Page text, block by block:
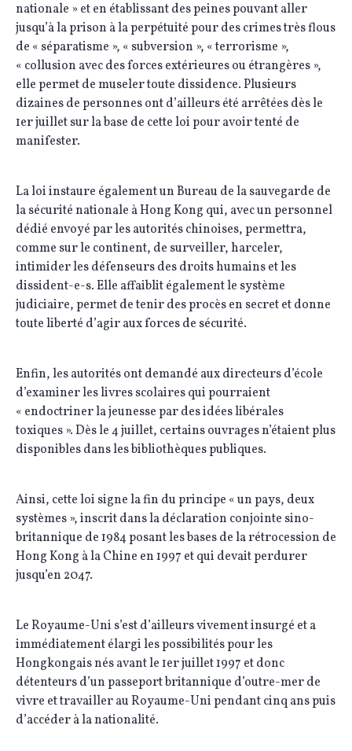
nationale » et en établissant des peines pouvant aller
jusqu’à la prison à la perpétuité pour des crimes très flous
de « séparatisme », « subversion », « terrorisme »,
« collusion avec des forces extérieures ou étrangères »,
elle permet de museler toute dissidence. Plusieurs
dizaines de personnes ont d’ailleurs été arrêtées dès le
1er juillet sur la base de cette loi pour avoir tenté de
manifester.
La loi instaure également un Bureau de la sauvegarde de
la sécurité nationale à Hong Kong qui, avec un personnel
dédié envoyé par les autorités chinoises, permettra,
comme sur le continent, de surveiller, harceler,
intimider les défenseurs des droits humains et les
dissident-e-s. Elle affaiblit également le système
judiciaire, permet de tenir des procès en secret et donne
toute liberté d’agir aux forces de sécurité.
Enfin, les autorités ont demandé aux directeurs d’école
d’examiner les livres scolaires qui pourraient
« endoctriner la jeunesse par des idées libérales
toxiques ». Dès le 4 juillet, certains ouvrages n’étaient plus
disponibles dans les bibliothèques publiques.
Ainsi, cette loi signe la fin du principe « un pays, deux
systèmes », inscrit dans la déclaration conjointe sino-
britannique de 1984 posant les bases de la rétrocession de
Hong Kong à la Chine en 1997 et qui devait perdurer
jusqu’en 2047.
Le Royaume-Uni s’est d’ailleurs vivement insurgé et a
immédiatement élargi les possibilités pour les
Hongkongais nés avant le 1er juillet 1997 et donc
détenteurs d’un passeport britannique d’outre-mer de
vivre et travailler au Royaume-Uni pendant cinq ans puis
d’accéder à la nationalité.